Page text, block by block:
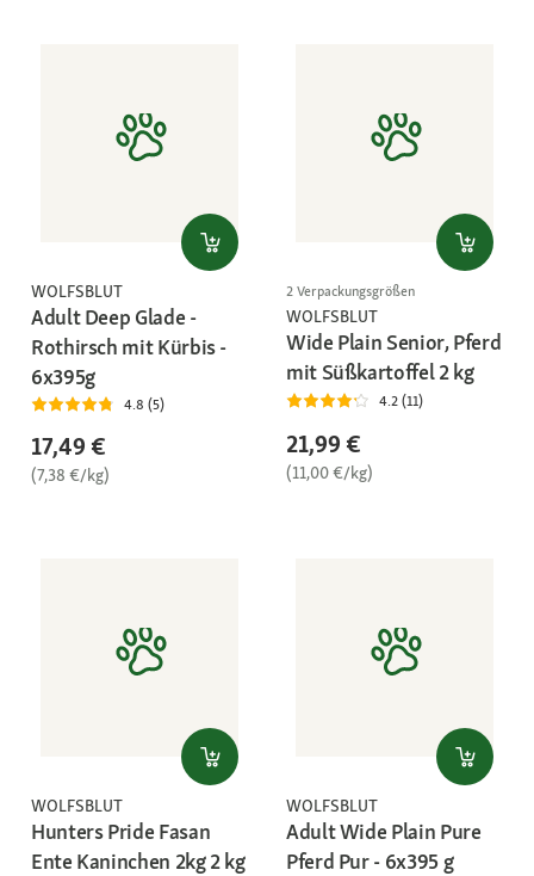
WOLFSBLUT
Adult Deep Glade -
Rothirsch mit Kürbis -
6x395g
4.8 (5)
17,49 €
(7,38 €/kg)
2 Verpackungsgrößen
WOLFSBLUT
Wide Plain Senior, Pferd
mit Süßkartoffel 2 kg
4.2 (11)
21,99 €
(11,00 €/kg)
WOLFSBLUT
Hunters Pride Fasan
Ente Kaninchen 2kg 2 kg
WOLFSBLUT
Adult Wide Plain Pure
Pferd Pur - 6x395 g